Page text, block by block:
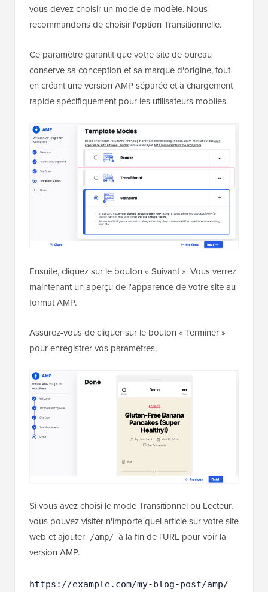
vous devez choisir un mode de modèle. Nous
recommandons de choisir l'option Transitionnelle.
Ce paramètre garantit que votre site de bureau
conserve sa conception et sa marque d'origine, tout
en créant une version AMP séparée et à chargement
rapide spécifiquement pour les utilisateurs mobiles.
Ensuite, cliquez sur le bouton « Suivant ». Vous verrez
maintenant un aperçu de l'apparence de votre site au
format AMP.
Assurez-vous de cliquer sur le bouton « Terminer »
pour enregistrer vos paramètres.
Si vous avez choisi le mode Transitionnel ou Lecteur,
vous pouvez visiter n'importe quel article sur votre site
web et ajouter
/amp/ à la fin de l'URL pour voir la
version AMP.
https://example.com/my-blog-post/amp/